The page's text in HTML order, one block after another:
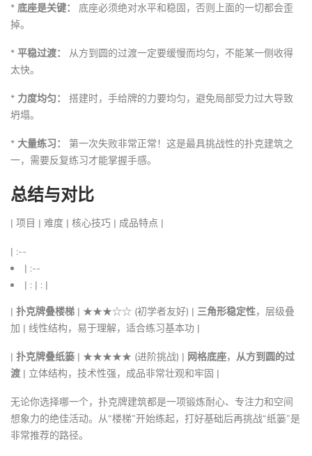
* 底座是关键：
底座必须绝对水平和稳固，否则上面的一切都会歪
掉。
* 平稳过渡：
从方到圆的过渡一定要缓慢而均匀，不能某一侧收得
太快。
* 力度均匀：
搭建时，手给牌的力要均匀，避免局部受力过大导致
坍塌。
* 大量练习：
第一次失败非常正常！这是最具挑战性的扑克建筑之
一，需要反复练习才能掌握手感。
总结与对比
| 项目 | 难度 | 核心技巧 | 成品特点 |
| :--
| :--
| : | : |
| 扑克牌叠楼梯 | ★★★☆☆ (初学者友好) | 三角形稳定性，层级叠
加 | 线性结构，易于理解，适合练习基本功 |
| 扑克牌叠纸篓 | ★★★★★ (进阶挑战) | 网格底座， 从方到圆的过
渡 | 立体结构，技术性强，成品非常壮观和牢固 |
无论你选择哪一个，扑克牌建筑都是一项锻炼耐心、专注力和空间
想象力的绝佳活动。从“楼梯”开始练起，打好基础后再挑战“纸篓”是
非常推荐的路径。